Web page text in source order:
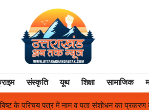
संस्कृति यूथ शिक्षा सामाजिक
का प्रकरण का हुआ समाधान उत्तराखंड में